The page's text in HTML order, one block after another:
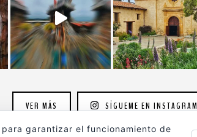
VER MÁS SÍGUEME EN INSTAGRAM
garantizar el funcionamiento de